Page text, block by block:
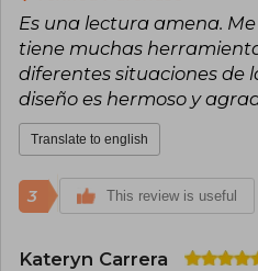
Es una lectura amena. Me
tiene muchas
diferentes situaciones de
diseño es hermoso y
Translate to english
3 This review is useful
Kateryn Carrera